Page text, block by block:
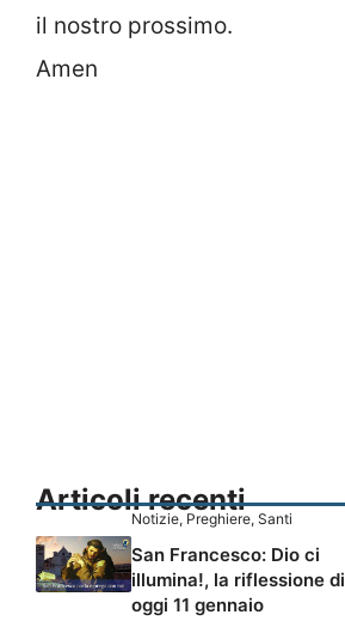
il nostro prossimo.
Amen
Articoli recenti
Notizie, Preghiere, Santi
San Francesco: Dio ci
illumina!, la riflessione di
oggi 11 gennaio